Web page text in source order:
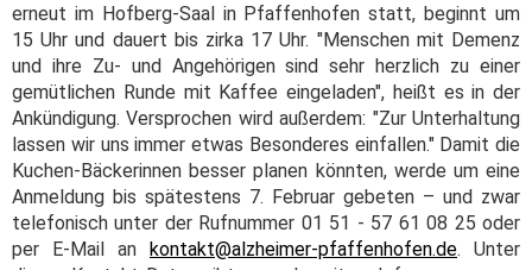
erneut im Hofberg-Saal in Pfaffenhofen statt, beginnt um
15 Uhr und dauert bis zirka 17 Uhr. "Menschen mit Demenz
und ihre Zu- und Angehörigen sind sehr herzlich zu einer
gemütlichen Runde mit Kaffee eingeladen", heißt es in der
Ankündigung. Versprochen wird außerdem: "Zur Unterhaltung
lassen wir uns immer etwas Besonderes einfallen." Damit die
Kuchen-Bäckerinnen besser planen könnten, werde um eine
Anmeldung bis spätestens 7. Februar gebeten – und zwar
telefonisch unter der Rufnummer 01 51 - 57 61 08 25 oder
per E-Mail an kontakt@alzheimer-pfaffenhofen.de. Unter